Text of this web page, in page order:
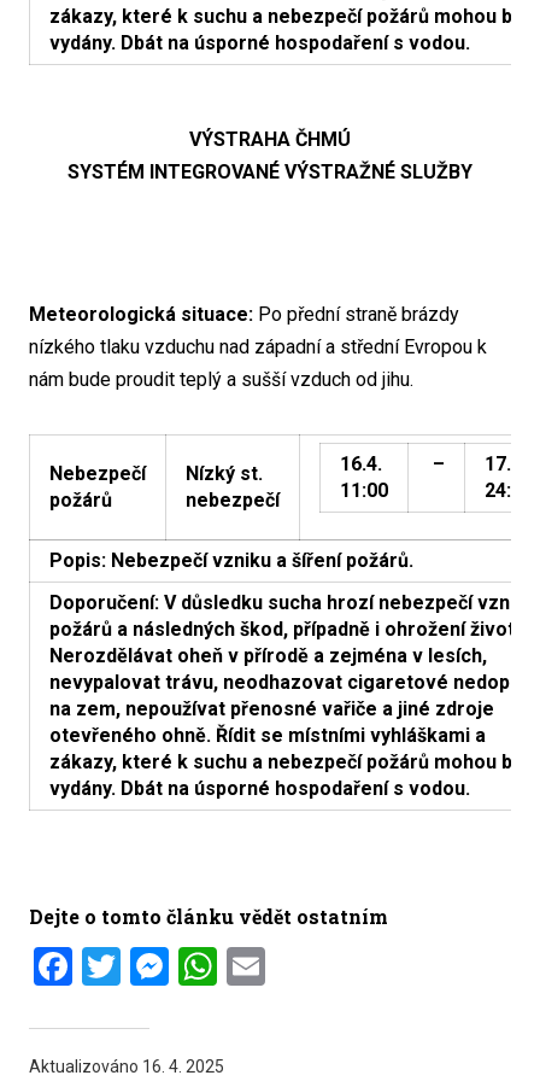
zákazy, které k suchu a nebezpečí požárů mohou být
vydány. Dbát na úsporné hospodaření s vodou.
VÝSTRAHA ČHMÚ
SYSTÉM INTEGROVANÉ VÝSTRAŽNÉ SLUŽBY
Meteorologická situace: Po přední straně brázdy
nízkého tlaku vzduchu nad západní a střední Evropou k
nám bude proudit teplý a sušší vzduch od jihu.
Nebezpečí
požárů
Nízký st.
nebezpečí
16.4.
11:00
–
17.4.
24:00
Popis: Nebezpečí vzniku a šíření požárů.
Doporučení: V důsledku sucha hrozí nebezpečí vzniku
požárů a následných škod, případně i ohrožení životů.
Nerozdělávat oheň v přírodě a zejména v lesích,
nevypalovat trávu, neodhazovat cigaretové
na zem, nepoužívat přenosné vařiče a jiné zdroje
otevřeného ohně. Řídit se místními vyhláškami a
zákazy, které k suchu a nebezpečí požárů mohou být
vydány. Dbát na úsporné hospodaření s vodou.
Dejte o tomto článku vědět ostatním
Facebook
Twitter
Messenger
WhatsApp
Aktualizováno 16. 4. 2025